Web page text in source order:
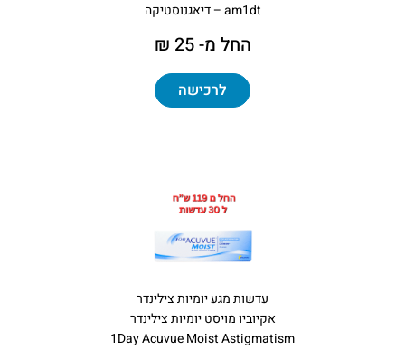
am1dt – דיאגנוסטיקה
החל מ- 25 ₪
לרכישה
עדשות מגע יומיות צילינדר
אקיוביו מויסט יומיות צילינדר
1Day Acuvue Moist Astigmatism